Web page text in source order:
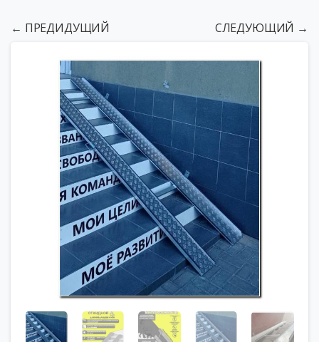
← ПРЕДИДУЩИЙ СЛЕДУЮЩИЙ →